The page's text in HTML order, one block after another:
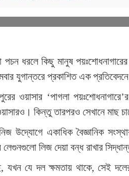
পচন ধরলে কিছু মানুষ
যুগান্তরে প্রকাশিত এক
ওয়াসার ‘পাগলা
কিন্তু তারপরও সেখানে মাছ
উদ্যোগে একাধিক বৈজ্ঞানিক
লিজ দেয়া বন্ধ রাখার
যখন যে দল ক্ষমতায় থাকে, সেই